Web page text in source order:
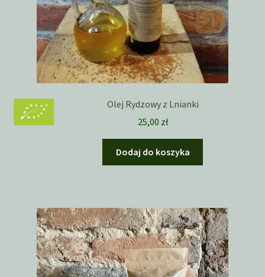
Olej Rydzowy z Lnianki
25,00 zł
Dodaj do koszyka